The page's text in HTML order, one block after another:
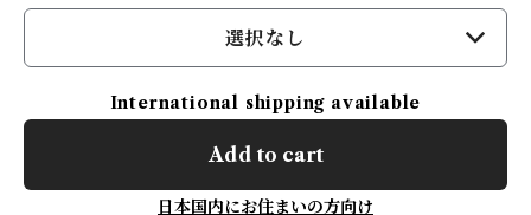
選択なし
International shipping available
Add to cart
日本国内にお住まいの方向け